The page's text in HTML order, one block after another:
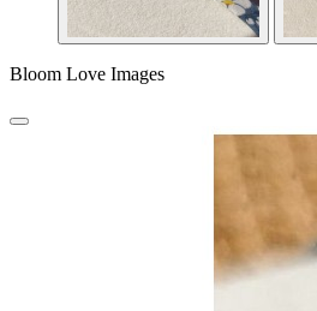
Bloom Love Images